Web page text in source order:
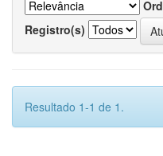
Registro(s)
Resultado 1-1 de 1.